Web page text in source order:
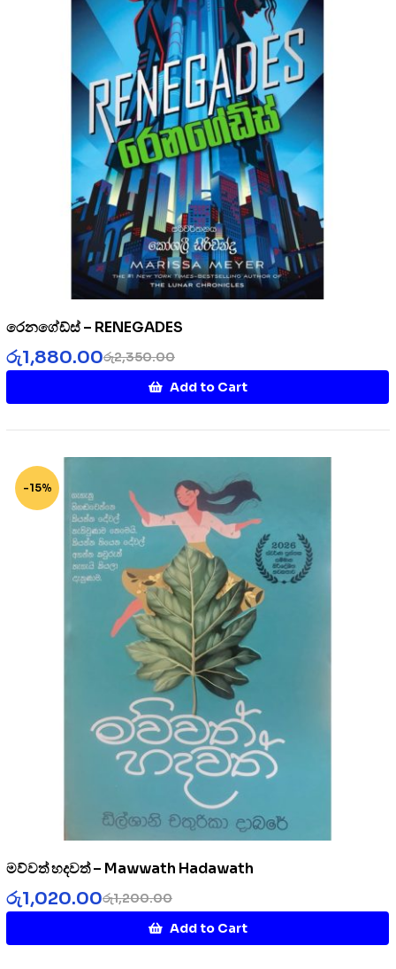
රෙනගේඩ්ස් – RENEGADES
රු2,350.00
රු1,880.00
Add to Cart
-15%
මව්වත් හදවත් – Mawwath Hadawath
රු1,200.00
රු1,020.00
Add to Cart